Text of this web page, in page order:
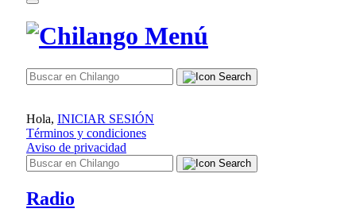
Hola, INICIAR SESIÓN
Términos y condiciones
Aviso de privacidad
Radio